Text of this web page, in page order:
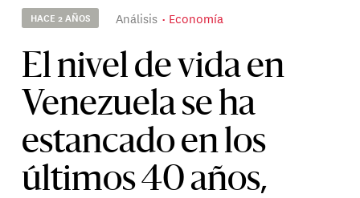
HACE 2 AÑOS Análisis Economía
El nivel de vida en
Venezuela se ha
estancado en los
últimos 40 años,